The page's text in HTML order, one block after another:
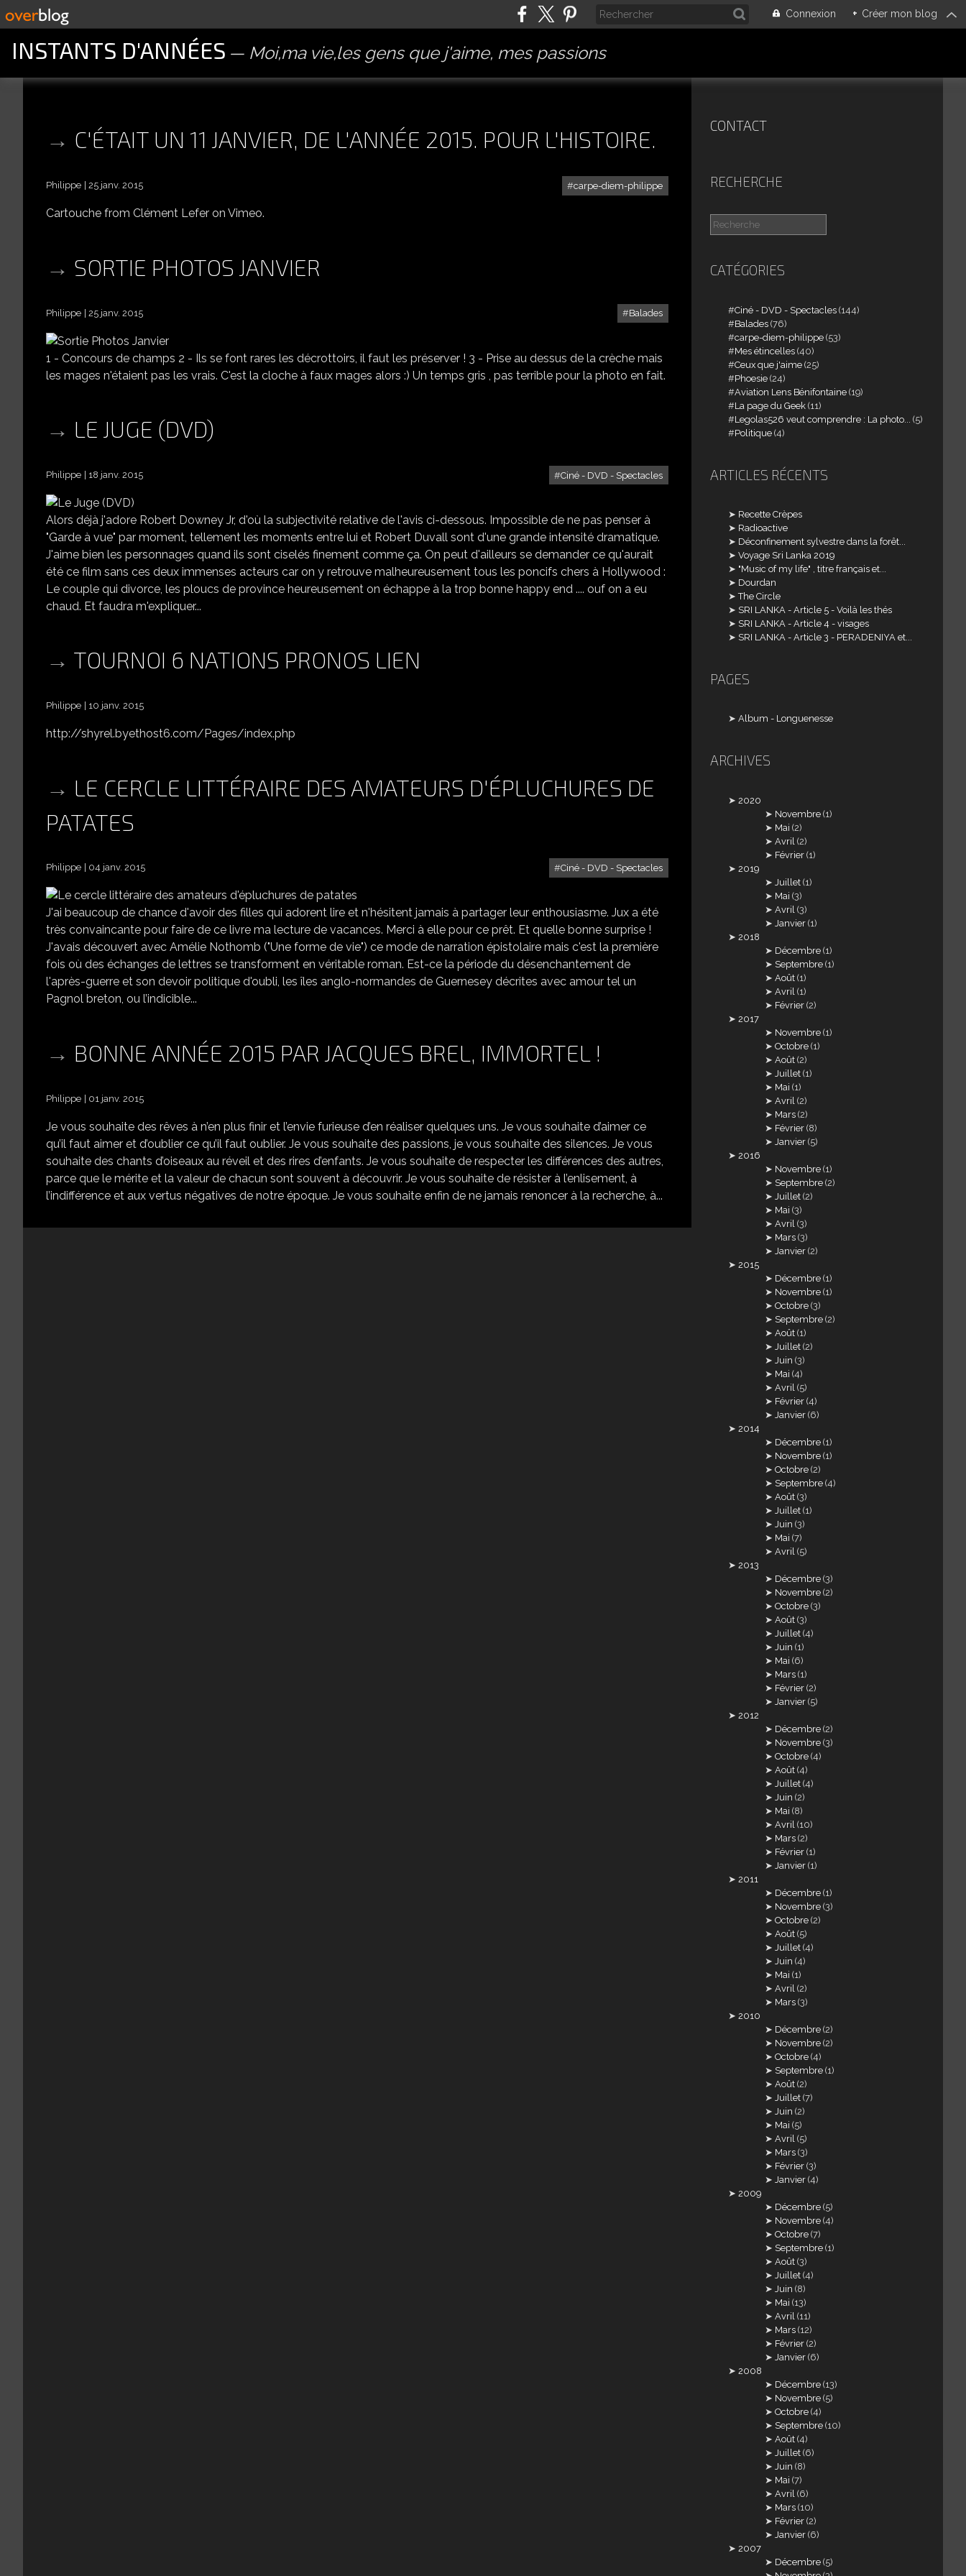
Connexion + Créer mon blog
INSTANTS D'ANNÉES Moi,ma vie,les gens que j'aime, mes passions
C'ÉTAIT UN 11 JANVIER, DE L'ANNÉE 2015. POUR L'HISTOIRE.
carpe-diem-philippe
Philippe 25 janv. 2015
Cartouche from Clément Lefer on Vimeo.
SORTIE PHOTOS JANVIER
Balades
Philippe 25 janv. 2015 SORTIE PHOTOS JANVIER
1 - Concours de champs 2 - Ils se font rares les décrottoirs, il faut les préserver ! 3 - Prise au dessus de la crèche mais
les mages n'étaient pas les vrais. C'est la cloche à faux mages alors :) Un temps gris , pas terrible pour la photo en fait.
LE JUGE (DVD)
Ciné - DVD - Spectacles
Philippe 18 janv. 2015 LE JUGE (DVD)
Alors déjà j'adore Robert Downey Jr, d'où la subjectivité relative de l'avis ci-dessous. Impossible de ne pas penser à
"Garde à vue" par moment, tellement les moments entre lui et Robert Duvall sont d'une grande intensité dramatique.
J'aime bien les personnages quand ils sont ciselés finement comme ça. On peut d'ailleurs se demander ce qu'aurait
été ce film sans ces deux immenses acteurs car on y retrouve malheureusement tous les poncifs chers à Hollywood :
Le couple qui divorce, les ploucs de province heureusement on échappe à la trop bonne happy end .... ouf on a eu
chaud. Et faudra m'expliquer...
TOURNOI 6 NATIONS PRONOS LIEN
Philippe 10 janv. 2015
http://shyrel.byethost6.com/Pages/index.php
LE CERCLE LITTÉRAIRE DES AMATEURS D'ÉPLUCHURES DE
PATATES
Ciné - DVD - Spectacles
Philippe 04 janv. 2015 LE CERCLE LITTÉRAIRE DES AMATEURS D'ÉPLUCHURES DE PATATES
J'ai beaucoup de chance d'avoir des filles qui adorent lire et n'hésitent jamais à partager leur enthousiasme. Jux a été
très convaincante pour faire de ce livre ma lecture de vacances. Merci à elle pour ce prêt. Et quelle bonne surprise !
J'avais découvert avec Amélie Nothomb ("Une forme de vie") ce mode de narration épistolaire mais c'est la première
fois où des échanges de lettres se transforment en véritable roman. Est-ce la période du désenchantement de
l'après-guerre et son devoir politique d'oubli, les îles anglo-normandes de Guernesey décrites avec amour tel un
Pagnol breton, ou l’indicible...
BONNE ANNÉE 2015 PAR JACQUES BREL, IMMORTEL !
Philippe 01 janv. 2015
Je vous souhaite des rêves à n’en plus finir et l’envie furieuse d’en réaliser quelques uns. Je vous souhaite d’aimer ce
qu’il faut aimer et d’oublier ce qu’il faut oublier. Je vous souhaite des passions, je vous souhaite des silences. Je vous
souhaite des chants d’oiseaux au réveil et des rires d’enfants. Je vous souhaite de respecter les différences des autres,
parce que le mérite et la valeur de chacun sont souvent à découvrir. Je vous souhaite de résister à l’enlisement, à
l’indifférence et aux vertus négatives de notre époque. Je vous souhaite enfin de ne jamais renoncer à la recherche, à...
CONTACT
RECHERCHE
CATÉGORIES
Ciné - DVD - Spectacles (144)
Balades (76)
carpe-diem-philippe (53)
Mes étincelles (40)
Ceux que j'aime (25)
Phoesie (24)
Aviation Lens Bénifontaine (19)
La page du Geek (11)
Legolas526 veut comprendre : La photo...
(5)
Politique (4)
ARTICLES RÉCENTS
Recette Crèpes
Radioactive
Déconfinement sylvestre dans la forêt...
Voyage Sri Lanka 2019
"Music of my life" , titre français et...
Dourdan
The Circle
SRI LANKA - Article 5 - Voilà les thés
SRI LANKA - Article 4 - visages
SRI LANKA - Article 3 - PERADENIYA et...
PAGES
Album - Longuenesse
ARCHIVES
2020
Novembre (1)
Mai (2)
Avril (2)
Février (1)
2019
Juillet (1)
Mai (3)
Avril (3)
Janvier (1)
2018
Décembre (1)
Septembre (1)
Août (1)
Avril (1)
Février (2)
2017
Novembre (1)
Octobre (1)
Août (2)
Juillet (1)
Mai (1)
Avril (2)
Mars (2)
Février (8)
Janvier (5)
2016
Novembre (1)
Septembre (2)
Juillet (2)
Mai (3)
Avril (3)
Mars (3)
Janvier (2)
2015
Décembre (1)
Novembre (1)
Octobre (3)
Septembre (2)
Août (1)
Juillet (2)
Juin (3)
Mai (4)
Avril (5)
Février (4)
Janvier (6)
2014
Décembre (1)
Novembre (1)
Octobre (2)
Septembre (4)
Août (3)
Juillet (1)
Juin (3)
Mai (7)
Avril (5)
2013
Décembre (3)
Novembre (2)
Octobre (3)
Août (3)
Juillet (4)
Juin (1)
Mai (6)
Mars (1)
Février (2)
Janvier (5)
2012
Décembre (2)
Novembre (3)
Octobre (4)
Août (4)
Juillet (4)
Juin (2)
Mai (8)
Avril (10)
Mars (2)
Février (1)
Janvier (1)
2011
Décembre (1)
Novembre (3)
Octobre (2)
Août (5)
Juillet (4)
Juin (4)
Mai (1)
Avril (2)
Mars (3)
2010
Décembre (2)
Novembre (2)
Octobre (4)
Septembre (1)
Août (2)
Juillet (7)
Juin (2)
Mai (5)
Avril (5)
Mars (3)
Février (3)
Janvier (4)
2009
Décembre (5)
Novembre (4)
Octobre (7)
Septembre (1)
Août (3)
Juillet (4)
Juin (8)
Mai (13)
Avril (11)
Mars (12)
Février (2)
Janvier (6)
2008
Décembre (13)
Novembre (5)
Octobre (4)
Septembre (10)
Août (4)
Juillet (6)
Juin (8)
Mai (7)
Avril (6)
Mars (10)
Février (2)
Janvier (6)
2007
Décembre (5)